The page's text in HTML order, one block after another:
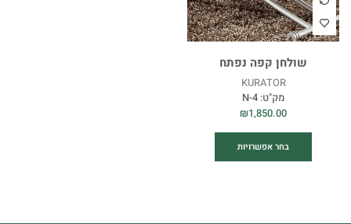
שולחן קפה נפתח
KURATOR
מק"ט: N-4
₪1,850.00
בחר אפשרויות